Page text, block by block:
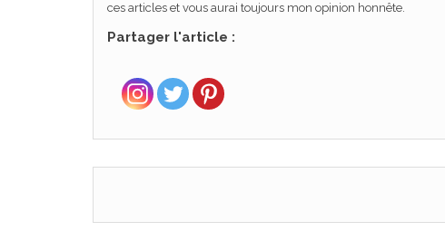
ces articles et vous aurai toujours mon opinion honnête.
Partager l'article :